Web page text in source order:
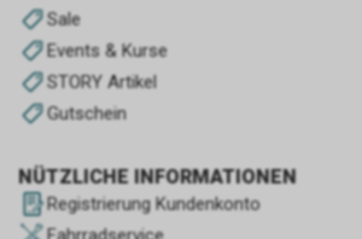
Sale
Events & Kurse
STORY Artikel
Gutschein
NÜTZLICHE INFORMATIONEN
Registrierung Kundenkonto